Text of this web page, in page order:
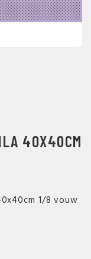
40X40CM
1/8 vouw